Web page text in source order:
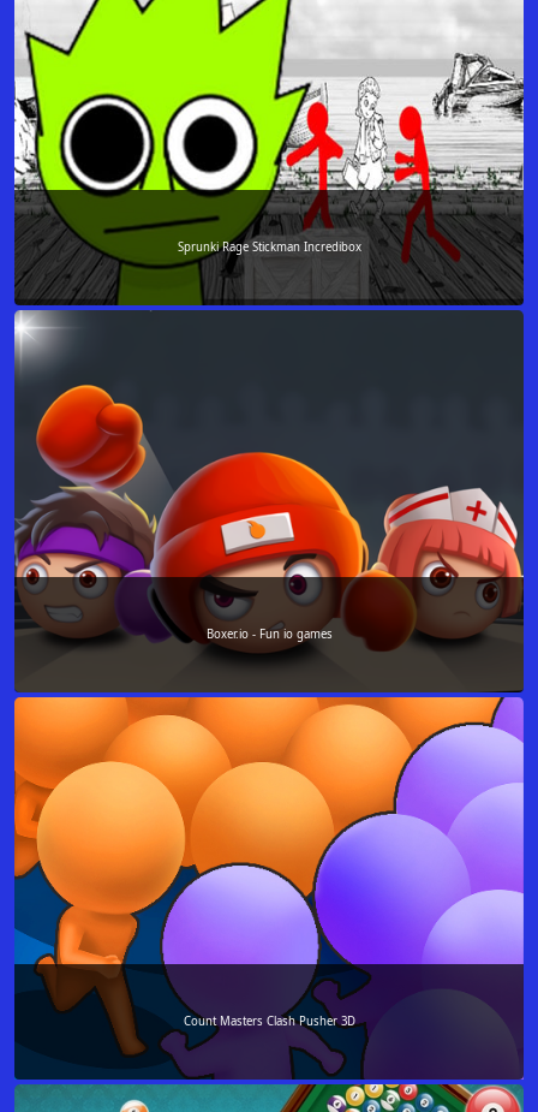
Sprunki Rage Stickman Incredibox
Boxer.io - Fun io games
Count Masters Clash Pusher 3D